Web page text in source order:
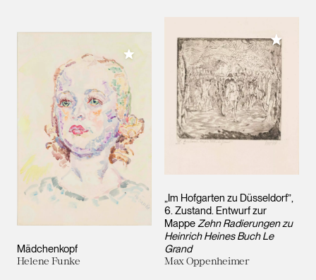
Mädchenkopf
Helene Funke
Meiner Sammlung hinzufügen
„Im Hofgarten zu Düsseldorf”,
6. Zustand. Entwurf zur
MappeZehn Radierungen zu
Heinrich Heines Buch Le
Grand
Max Oppenheimer
Meiner